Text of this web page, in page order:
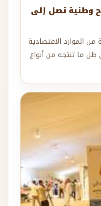
وطنية تصل إلى
الموارد الاقتصادية
ما تنتجه من أنواع